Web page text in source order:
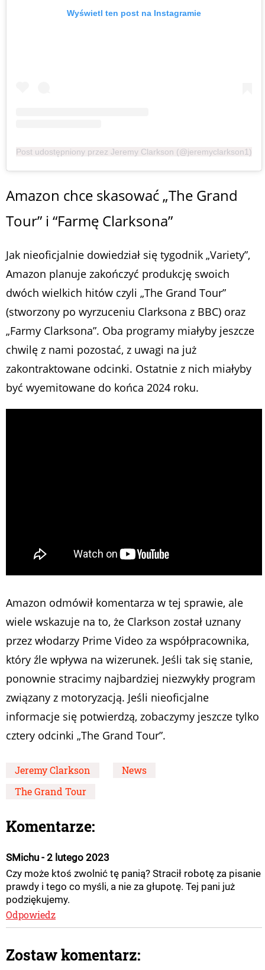
Wyświetl ten post na Instagramie
Post udostępniony przez Jeremy Clarkson (@jeremyclarkson1)
Amazon chce skasować „The Grand
Tour” i “Farmę Clarksona”
Jak nieoficjalnie dowiedział się tygodnik „Variety”,
Amazon planuje zakończyć produkcję swoich
dwóch wielkich hitów czyli „The Grand Tour”
(stworzony po wyrzuceniu Clarksona z BBC) oraz
„Farmy Clarksona”. Oba programy miałyby jeszcze
chwilę z nami pozostać, z uwagi na już
zakontraktowane odcinki. Ostatnie z nich miałyby
być wyemitowane do końca 2024 roku.
Amazon odmówił komentarza w tej sprawie, ale
wiele wskazuje na to, że Clarkson został uznany
przez włodarzy Prime Video za współpracownika,
który źle wpływa na wizerunek. Jeśli tak się stanie,
ponownie stracimy najbardziej niezwykły program
związany z motoryzacją. Jeśli nieoficjalne
informacje się potwierdzą, zobaczymy jeszcze tylko
cztery odcinki „The Grand Tour”.
Jeremy Clarkson
News
The Grand Tour
Komentarze:
SMichu - 2 lutego 2023
Czy może ktoś zwolnić tę panią? Stracił robotę za pisanie
prawdy i tego co myśli, a nie za głupotę. Tej pani już
podziękujemy.
Odpowiedz
Zostaw komentarz: